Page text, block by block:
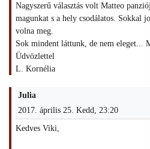
Nagyszerű választás volt Matteo
magunkat s a hely csodálatos. Sokkal
volna meg.
Sok mindent láttunk, de nem eleget...
Üdvözlettel
L. Kornélia
Julia
2017. április 25. Kedd, 23:20
Kedves Viki,